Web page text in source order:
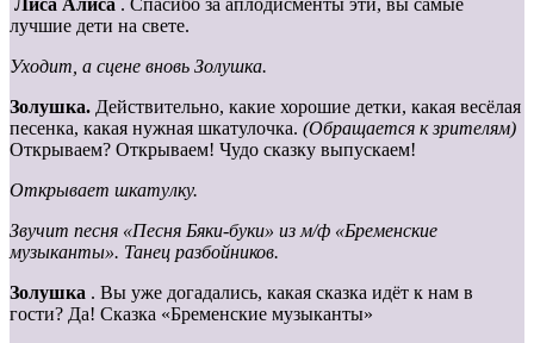
Лиса Алиса . Спасибо за аплодисменты эти, вы самые
лучшие дети на свете.
Уходит, а сцене вновь Золушка.
Золушка. Действительно, какие хорошие детки, какая весёлая
песенка, какая нужная шкатулочка. (Обращается к зрителям)
Открываем? Открываем! Чудо сказку выпускаем!
Открывает шкатулку.
Звучит песня «Песня Бяки-буки» из м/ф «Бременские
музыканты». Танец разбойников.
Золушка . Вы уже догадались, какая сказка идёт к нам в
гости? Да! Сказка «Бременские музыканты»